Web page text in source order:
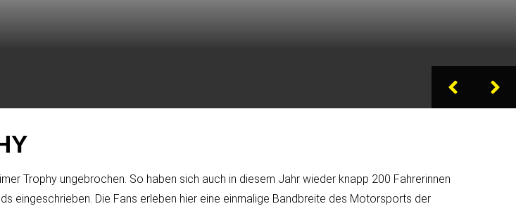
Trophy ungebrochen. So haben sich auch in diesem Jahr wieder knapp 200 Fahrerinnen
eingeschrieben. Die Fans erleben hier eine einmalige Bandbreite des Motorsports der